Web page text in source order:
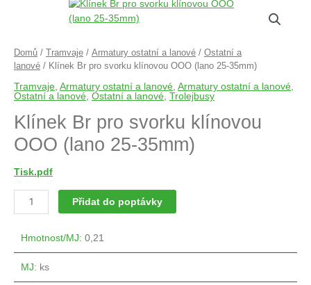
Domů / Tramvaje / Armatury ostatní a lanové / Ostatní a
lanové / Klínek Br pro svorku klínovou OOO (lano 25-35mm)
Tramvaje, Armatury ostatní a lanové, Armatury ostatní a lanové,
Ostatní a lanové, Ostatní a lanové, Trolejbusy
Klínek Br pro svorku klínovou
OOO (lano 25-35mm)
Tisk.pdf
svorku
klínovou
(lano
35mm)
Přidat do poptávky
Hmotnost/MJ: 0,21
MJ: ks